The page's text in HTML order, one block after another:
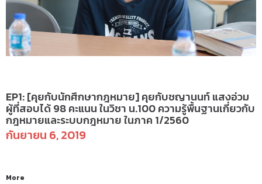
EP1: [คุยกับนักศึกษากฎหมาย] คุยกับชญานนท์ แสงอ่วม
ผู้ที่สอบได้ 98 คะแนน ในวิชา น.100 ความรู้พื้นฐานเกี่ยวกับ
กฎหมายและระบบกฎหมาย ในภาค 1/2560
กันยายน 6, 2019
More